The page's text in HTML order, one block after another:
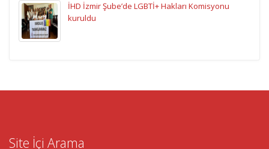
İHD İzmir Şube’de LGBTİ+ Hakları Komisyonu
kuruldu
Site İçi Arama